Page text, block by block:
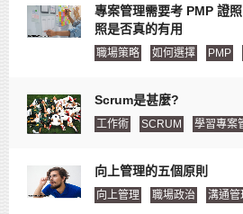
專案管理需要考 PMP 證
照是否真的有用
職場策略 如何選擇 PMP
Scrum是甚麼?
工作術 SCRUM 學習專案
向上管理的五個原則
向上管理 職場政治 溝通管